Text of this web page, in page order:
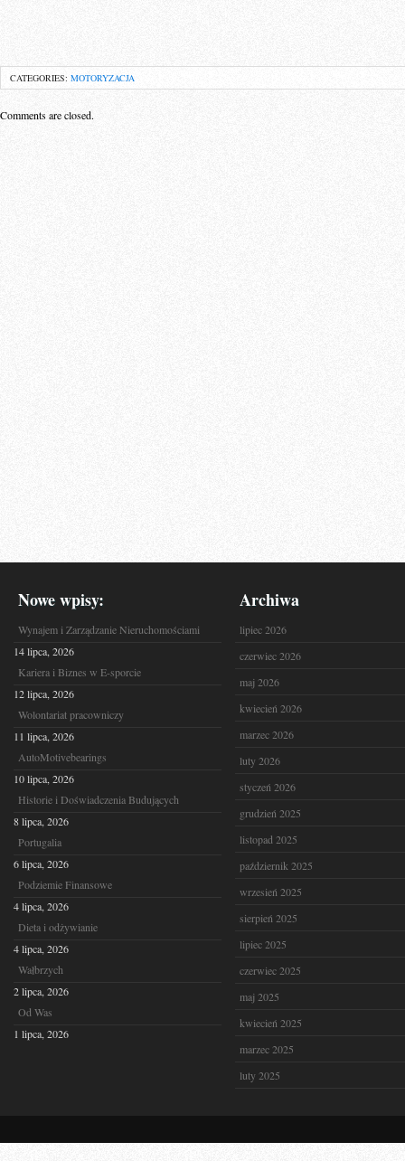
CATEGORIES: MOTORYZACJA
Comments are closed.
Nowe wpisy:
Wynajem i Zarządzanie Nieruchomościami
14 lipca, 2026
Kariera i Biznes w E-sporcie
12 lipca, 2026
Wolontariat pracowniczy
11 lipca, 2026
AutoMotivebearings
10 lipca, 2026
Historie i Doświadczenia Budujących
8 lipca, 2026
Portugalia
6 lipca, 2026
Podziemie Finansowe
4 lipca, 2026
Dieta i odżywianie
4 lipca, 2026
Wałbrzych
2 lipca, 2026
Od Was
1 lipca, 2026
Archiwa
lipiec 2026
czerwiec 2026
maj 2026
kwiecień 2026
marzec 2026
luty 2026
styczeń 2026
grudzień 2025
listopad 2025
październik 2025
wrzesień 2025
sierpień 2025
lipiec 2025
czerwiec 2025
maj 2025
kwiecień 2025
marzec 2025
luty 2025